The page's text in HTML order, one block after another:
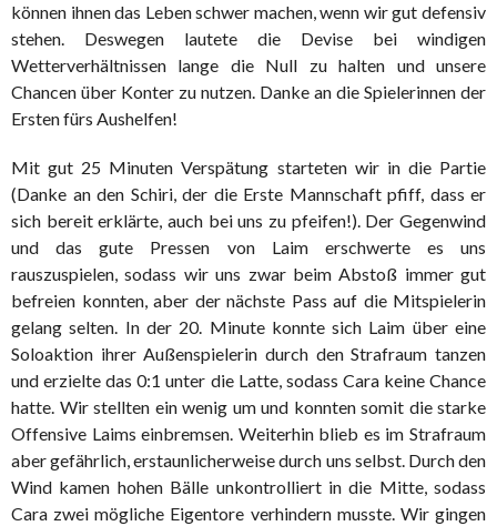
können ihnen das Leben schwer machen, wenn wir gut defensiv
stehen. Deswegen lautete die Devise bei windigen
Wetterverhältnissen lange die Null zu halten und unsere
Chancen über Konter zu nutzen. Danke an die Spielerinnen der
Ersten fürs Aushelfen!
Mit gut 25 Minuten Verspätung starteten wir in die Partie
(Danke an den Schiri, der die Erste Mannschaft pfiff, dass er
sich bereit erklärte, auch bei uns zu pfeifen!). Der Gegenwind
und das gute Pressen von Laim erschwerte es uns
rauszuspielen, sodass wir uns zwar beim Abstoß immer gut
befreien konnten, aber der nächste Pass auf die Mitspielerin
gelang selten. In der 20. Minute konnte sich Laim über eine
Soloaktion ihrer Außenspielerin durch den Strafraum tanzen
und erzielte das 0:1 unter die Latte, sodass Cara keine Chance
hatte. Wir stellten ein wenig um und konnten somit die starke
Offensive Laims einbremsen. Weiterhin blieb es im Strafraum
aber gefährlich, erstaunlicherweise durch uns selbst. Durch den
Wind kamen hohen Bälle unkontrolliert in die Mitte, sodass
Cara zwei mögliche Eigentore verhindern musste. Wir gingen